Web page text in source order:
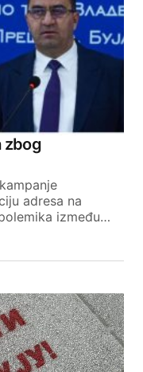
zbog
adresa na
između…